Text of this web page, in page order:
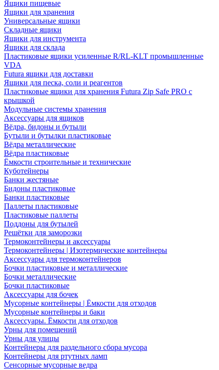
Ящики пищевые
Ящики для хранения
Универсальные ящики
Складные ящики
Ящики для инструмента
Ящики для склада
Пластиковые ящики усиленные R/RL-KLT промышленные
VDA
Futura ящики для доставки
Ящики для песка, соли и реагентов
Пластиковые ящики для хранения Futura Zip Safe PRO с
крышкой
Модульные системы хранения
Аксессуары для ящиков
Вёдра, бидоны и бутыли
Бутыли и бутылки пластиковые
Вёдра металлические
Вёдра пластиковые
Ёмкости строительные и технические
Куботейнеры
Банки жестяные
Бидоны пластиковые
Банки пластиковые
Паллеты пластиковые
Пластиковые паллеты
Поддоны для бутылей
Решётки для заморозки
Термоконтейнеры и аксессуары
Термоконтейнеры | Изотермические контейнеры
Аксессуары для термоконтейнеров
Бочки пластиковые и металлические
Бочки металлические
Бочки пластиковые
Аксессуары для бочек
Мусорные контейнеры | Ёмкости для отходов
Мусорные контейнеры и баки
Аксессуары. Ёмкости для отходов
Урны для помещений
Урны для улицы
Контейнеры для раздельного сбора мусора
Контейнеры для ртутных ламп
Сенсорные мусорные ведра